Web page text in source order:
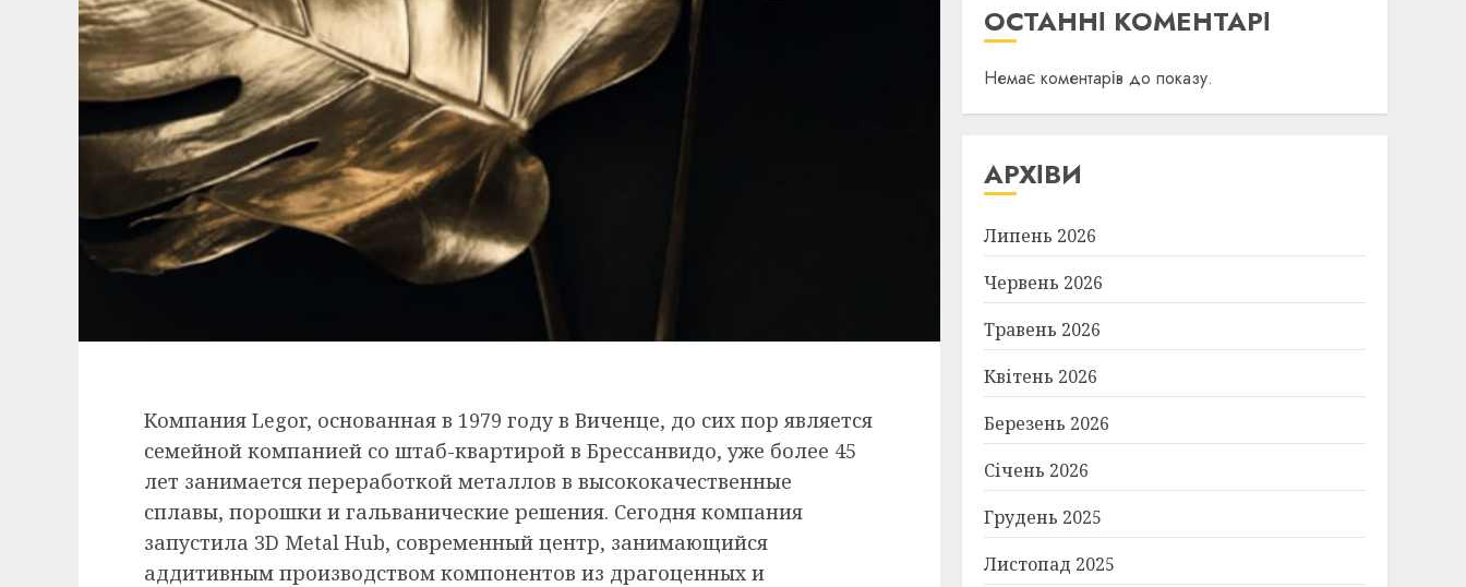
Компания Legor, основанная в 1979 году в Виченце, до сих пор является
семейной компанией со штаб-квартирой в Брессанвидо, уже более 45
лет занимается переработкой металлов в высококачественные
сплавы, порошки и гальванические решения. Сегодня компания
запустила 3D Metal Hub, современный центр, занимающийся
аддитивным производством компонентов из драгоценных и
ОСТАННІ КОМЕНТАРІ
Немає коментарів до показу.
АРХІВИ
Липень 2026
Червень 2026
Травень 2026
Квітень 2026
Березень 2026
Січень 2026
Грудень 2025
Листопад 2025